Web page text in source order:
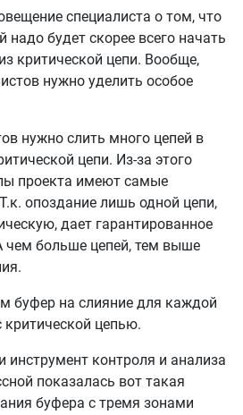
специалиста о том, что
надо будет скорее всего начать
критической цепи. Вообще,
нужно уделить особое
нужно слить много цепей в
цепи. Из-за этого
проекта имеют самые
опоздание лишь одной цепи,
дает гарантированное
чем больше цепей, тем выше
буфер на слияние для каждой
критической цепью.
инструмент контроля и анализа
показалась вот такая
буфера с тремя зонами